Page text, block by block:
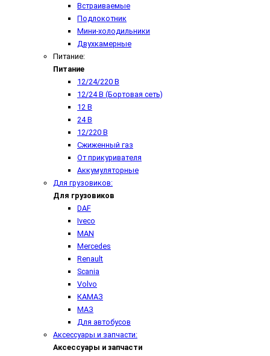
Встраиваемые
Подлокотник
Мини-холодильники
Двухкамерные
Питание:
Питание
12/24/220 В
12/24 В (Бортовая сеть)
12 В
24 В
12/220 В
Сжиженный газ
От прикуривателя
Аккумуляторные
Для грузовиков:
Для грузовиков
DAF
Iveco
MAN
Mercedes
Renault
Scania
Volvo
КАМАЗ
МАЗ
Для автобусов
Аксессуары и запчасти:
Аксессуары и запчасти